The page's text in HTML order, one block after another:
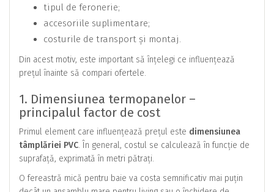
tipul de feronerie;
accesoriile suplimentare;
costurile de transport și montaj.
Din acest motiv, este important să înțelegi ce influențează
prețul înainte să compari ofertele.
1. Dimensiunea termopanelor –
principalul factor de cost
Primul element care influențează prețul este dimensiunea
tâmplăriei PVC. În general, costul se calculează în funcție de
suprafață, exprimată în metri pătrați.
O fereastră mică pentru baie va costa semnificativ mai puțin